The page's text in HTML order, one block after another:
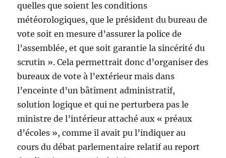
quelles que soient les conditions
météorologiques, que le président du bureau de
vote soit en mesure d’assurer la police de
l’assemblée, et que soit garantie la sincérité du
scrutin ». Cela permettrait donc d’organiser des
bureaux de vote à l’extérieur mais dans
l’enceinte d’un bâtiment administratif,
solution logique et qui ne perturbera pas le
ministre de l’intérieur attaché aux « préaux
d’écoles », comme il avait pu l’indiquer au
cours du débat parlementaire relatif au report